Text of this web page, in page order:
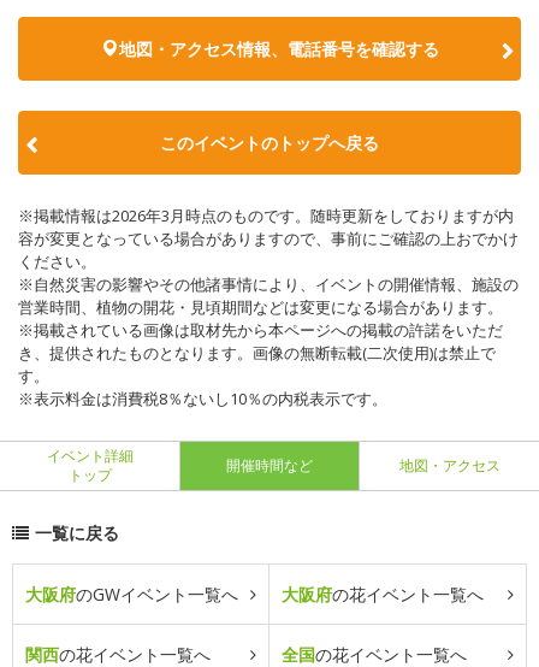
地図・アクセス情報、電話番号を確認する
このイベントのトップへ戻る
※掲載情報は2026年3月時点のものです。随時更新をしておりますが内
容が変更となっている場合がありますので、事前にご確認の上おでかけ
ください。
※自然災害の影響やその他諸事情により、イベントの開催情報、施設の
営業時間、植物の開花・見頃期間などは変更になる場合があります。
※掲載されている画像は取材先から本ページへの掲載の許諾をいただ
き、提供されたものとなります。画像の無断転載(二次使用)は禁止で
す。
※表示料金は消費税8％ないし10％の内税表示です。
イベント詳細
トップ
開催時間など 地図・アクセス
一覧に戻る
大阪府のGWイベント一覧へ 大阪府の花イベント一覧へ
関西の花イベント一覧へ 全国の花イベント一覧へ